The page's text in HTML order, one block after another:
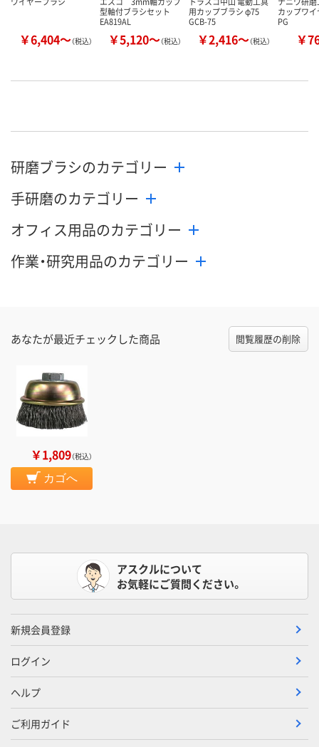
￥6,404～（税込）
型軸付ブラシセット
EA819AL
￥5,120～（税込）
用カップブラシ φ75
GCB-75
￥2,416～（税込）
カップワ
PG
￥
研磨ブラシのカテゴリー
手研磨のカテゴリー
オフィス用品のカテゴリー
作業・研究用品のカテゴリー
あなたが最近チェックした商品 閲覧履歴の削除
￥1,809（税込）
カゴへ
アスクルについて
お気軽にご質問ください。
新規会員登録
ログイン
ヘルプ
ご利用ガイド